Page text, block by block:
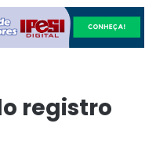
registro